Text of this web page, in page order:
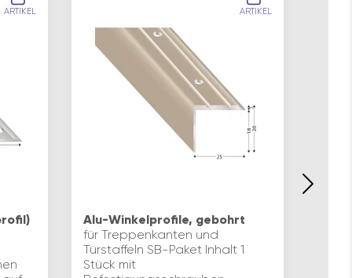
ARTIKEL ARTIKEL
Alu-Winkelprofile, gebohrt
für Treppenkanten und
Türstaffeln SB-Paket Inhalt 1
Stück mit